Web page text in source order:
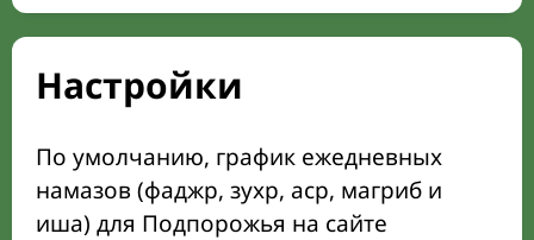
Настройки
По умолчанию, график ежедневных
намазов (фаджр, зухр, аср, магриб и
иша) для Подпорожья на сайте